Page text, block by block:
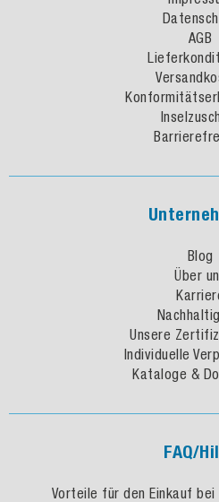
AGB
Blog
Über
Unsere
Individuelle
Kataloge &
FAQ/
Vorteile für den Einkauf bei